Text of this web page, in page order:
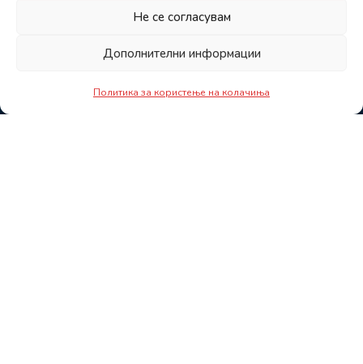
Не се согласувам
Дополнителни информации
Политика за користење на колачиња